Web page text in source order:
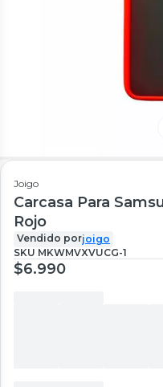
Joigo
Carcasa Para
Rojo
Vendido porjoigo
SKU MKWMVXVUCG-1
$6.990